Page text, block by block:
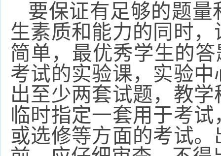
要保证有足够的题
生素质和能力的同时
简单，最优秀学生的
考试的实验课，实验
出至少两套试题，教
临时指定一套用于考
或选修等方面的考试